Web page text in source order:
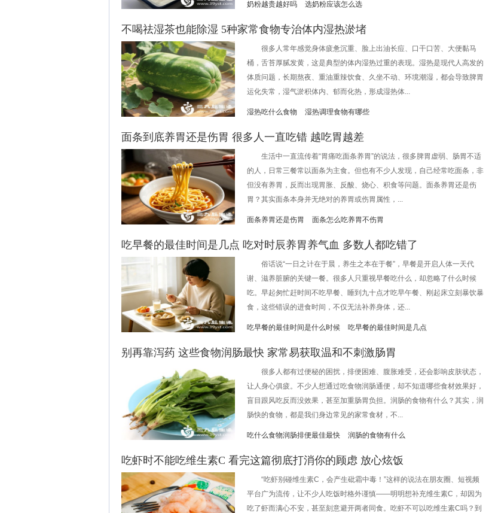
奶粉越贵越好吗 选奶粉应该怎么选
不喝祛湿茶也能除湿 5种家常食物专治体内湿热淤堵
很多人常年感觉身体疲惫沉重、脸上出油长痘、口干口苦、大便黏马
桶，舌苔厚腻发黄，这是典型的体内湿热过重的表现。湿热是现代人高发的
体质问题，长期熬夜、重油重辣饮食、久坐不动、环境潮湿，都会导致脾胃
运化失常，湿气淤积体内、郁而化热，形成湿热体...
湿热吃什么食物 湿热调理食物有哪些
面条到底养胃还是伤胃 很多人一直吃错 越吃胃越差
生活中一直流传着“胃痛吃面条养胃”的说法，很多脾胃虚弱、肠胃不适
的人，日常三餐常以面条为主食。但也有不少人发现，自己经常吃面条，非
但没有养胃，反而出现胃胀、反酸、烧心、积食等问题。面条养胃还是伤
胃？其实面条本身并无绝对的养胃或伤胃属性，...
面条养胃还是伤胃 面条怎么吃养胃不伤胃
吃早餐的最佳时间是几点 吃对时辰养胃养气血 多数人都吃错了
俗话说“一日之计在于晨，养生之本在于餐”，早餐是开启人体一天代
谢、滋养脏腑的关键一餐。很多人只重视早餐吃什么，却忽略了什么时候
吃。早起匆忙赶时间不吃早餐、睡到九十点才吃早午餐、刚起床立刻暴饮暴
食，这些错误的进食时间，不仅无法补养身体，还...
吃早餐的最佳时间是什么时候 吃早餐的最佳时间是几点
别再靠泻药 这些食物润肠最快 家常易获取温和不刺激肠胃
很多人都有过便秘的困扰，排便困难、腹胀难受，还会影响皮肤状态，
让人身心俱疲。不少人想通过吃食物润肠通便，却不知道哪些食材效果好，
盲目跟风吃反而没效果，甚至加重肠胃负担。润肠的食物有什么？其实，润
肠快的食物，都是我们身边常见的家常食材，不...
吃什么食物润肠排便最佳最快 润肠的食物有什么
吃虾时不能吃维生素C 看完这篇彻底打消你的顾虑 放心炫饭
“吃虾别碰维生素C，会产生砒霜中毒！”这样的说法在朋友圈、短视频
平台广为流传，让不少人吃饭时格外谨慎——明明想补充维生素C，却因为
吃了虾而满心不安，甚至刻意避开两者同食。吃虾不可以吃维生素C吗？到